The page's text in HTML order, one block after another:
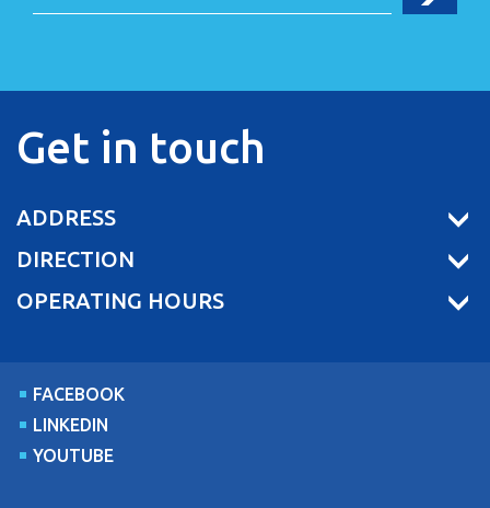
Get in touch
ADDRESS
DIRECTION
OPERATING HOURS
FACEBOOK
LINKEDIN
YOUTUBE